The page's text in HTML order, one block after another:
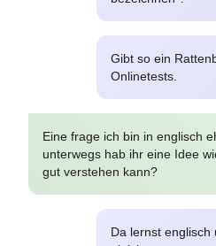
Gibt so ein
Onlinetests.
Eine frage ich bin in englisch
unterwegs hab ihr eine Idee
gut verstehen kann?
Da lernst englisch